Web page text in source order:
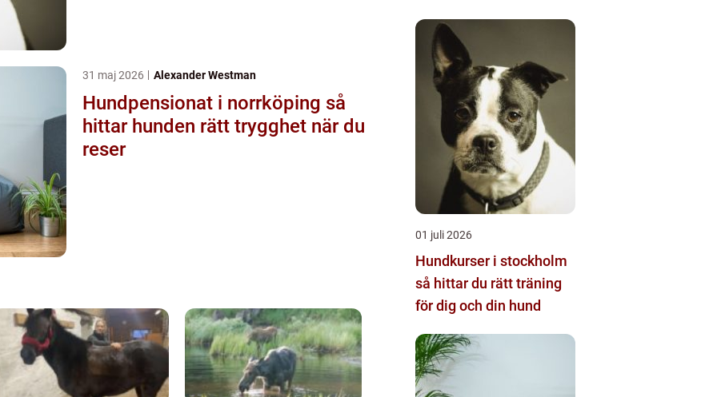
31 maj 2026 Alexander Westman
Hundpensionat i norrköping så
hittar hunden rätt trygghet när du
reser
01 juli 2026
Hundkurser i stockholm
så hittar du rätt träning
för dig och din hund